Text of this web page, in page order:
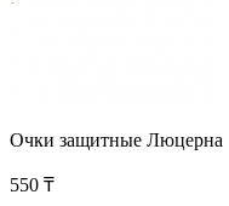
Очки защитные Люцерна
550 ₸